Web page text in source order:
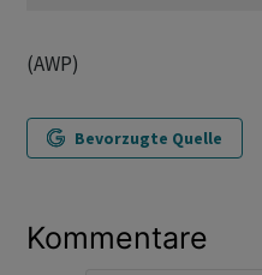
(AWP)
Bevorzugte Quelle
Kommentare